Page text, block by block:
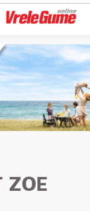
ZOE